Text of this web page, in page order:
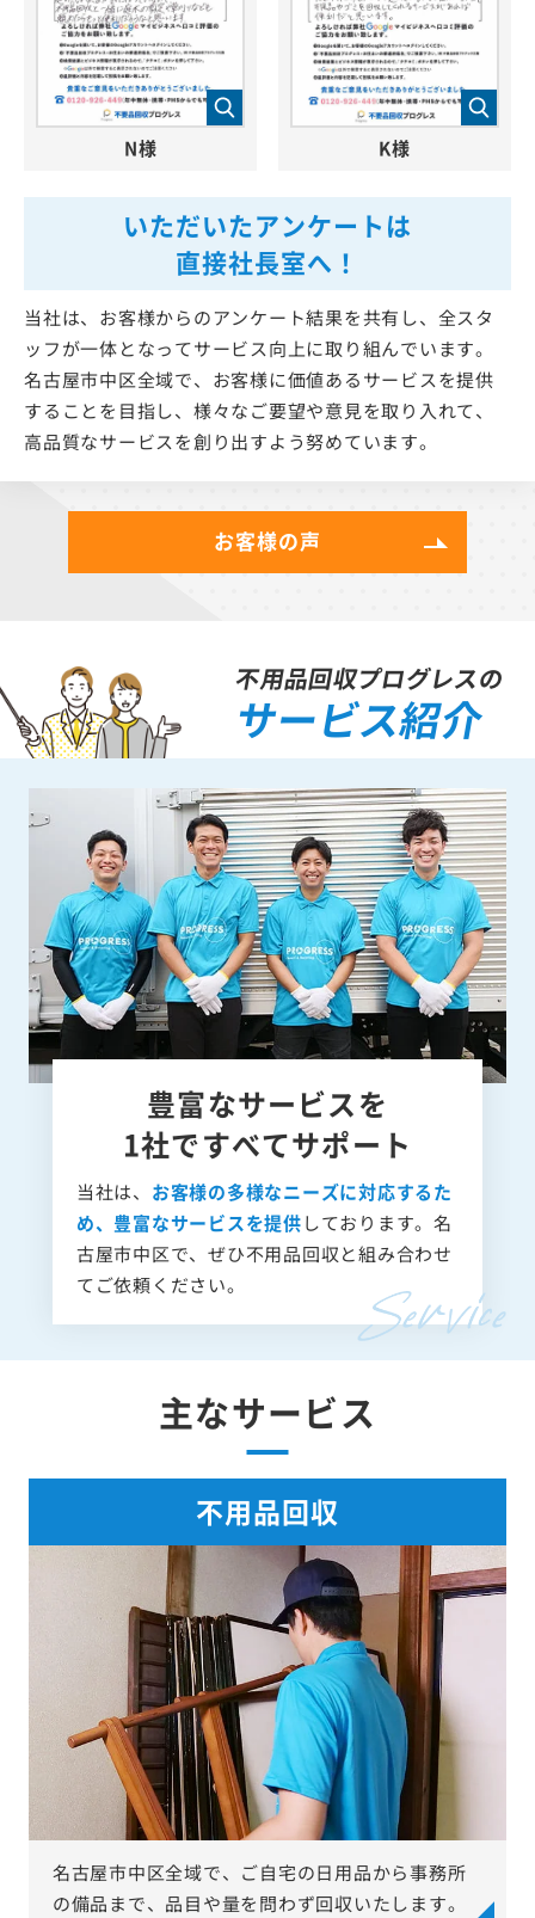
いただいたアンケートは
直接社長室へ！
当社は、お客様からのアンケート結果を共有し、全スタ
ッフが一体となってサービス向上に取り組んでいます。
名古屋市中区全域で、お客様に価値あるサービスを提供
することを目指し、様々なご要望や意見を取り入れて、
高品質なサービスを創り出すよう努めています。
N様 K様
お客様の声
不用品回収プログレスの
サービス紹介
豊富なサービスを
1社ですべてサポート
当社は、 お客様の多様なニーズに対応するた
め、豊富なサービスを提供しております。名
古屋市中区で、ぜひ不用品回収と組み合わせ
てご依頼ください。
主なサービス
不用品回収
名古屋市中区全域で、ご自宅の日用品から事務所
の備品まで、品目や量を問わず回収いたします。